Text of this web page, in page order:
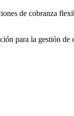
de cobranza
para la gestión de